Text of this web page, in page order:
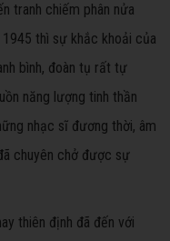
tranh chiếm phân nửa
thì sự khắc khoải của
bình, đoàn tụ rất tự
năng lượng tinh thần
nhạc sĩ đương thời, âm
chuyên chở được sự
thiên định đã đến với